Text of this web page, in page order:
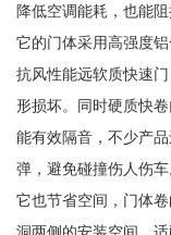
降低空调能耗，也能
它的门体采用高强度
抗风性能远软质快速
形损坏。同时硬质快
能有效隔音，不少产
弹，避免碰撞伤人伤车
它也节省空间，门体